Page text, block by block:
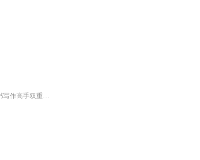
《血管受什么神经支配》系列专辑，中医西医结合，深入浅出解析血管神经调控。健康管理师、电子书写作高手双重身份，带你探秘血管神经奥秘。逻辑严密，内容丰富，轻松幽默，让你在轻松阅读中掌握血管神经知识，守护健康！血管神经，一网打尽！